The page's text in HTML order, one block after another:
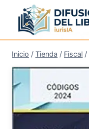
contenido
Inicio / Tienda / Fiscal /